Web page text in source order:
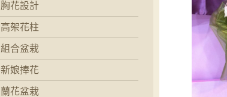
胸花設計
高架花柱
組合盆栽
新娘捧花
蘭花盆栽